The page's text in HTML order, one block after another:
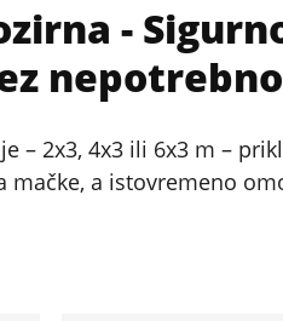
-
– 2x3, 4x3 ili 6x3 m –
a istovremeno